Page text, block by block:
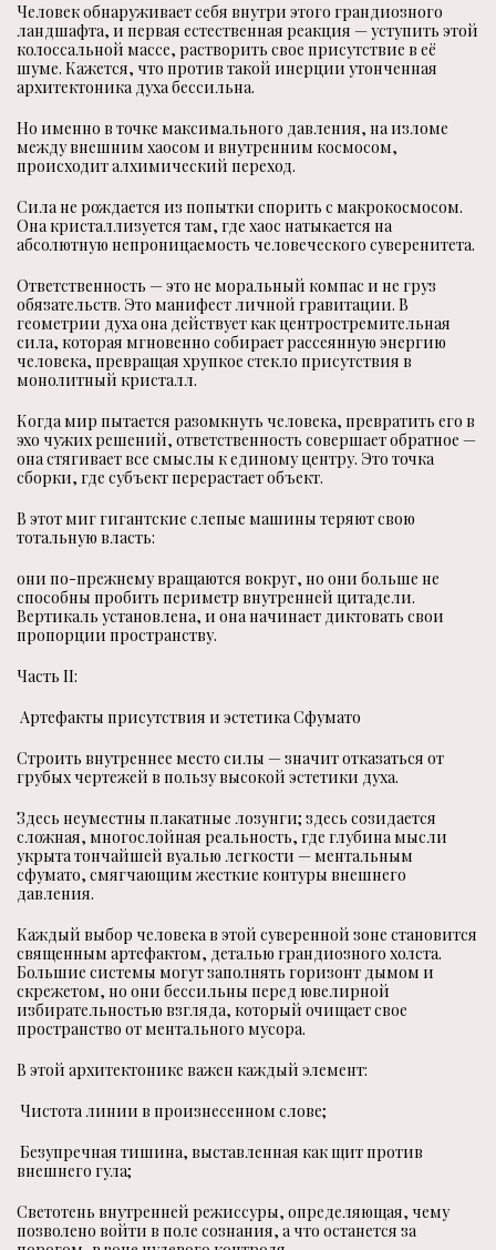
Человек обнаруживает себя внутри этого грандиозного
ландшафта, и первая естественная реакция — уступить этой
колоссальной массе, растворить свое присутствие в её
шуме. Кажется, что против такой инерции утонченная
архитектоника духа бессильна.
Но именно в точке максимального давления, на изломе
между внешним хаосом и внутренним космосом,
происходит алхимический переход.
Сила не рождается из попытки спорить с макрокосмосом.
Она кристаллизуется там, где хаос натыкается на
абсолютную непроницаемость человеческого суверенитета.
Ответственность — это не моральный компас и не груз
обязательств. Это манифест личной гравитации. В
геометрии духа она действует как центростремительная
сила, которая мгновенно собирает рассеянную энергию
человека, превращая хрупкое стекло присутствия в
монолитный кристалл.
Когда мир пытается разомкнуть человека, превратить его в
эхо чужих решений, ответственность совершает обратное —
она стягивает все смыслы к единому центру. Это точка
сборки, где субъект перерастает объект.
В этот миг гигантские слепые машины теряют свою
тотальную власть:
они по-прежнему вращаются вокруг, но они больше не
способны пробить периметр внутренней цитадели.
Вертикаль установлена, и она начинает диктовать свои
пропорции пространству.
Часть II:
Артефакты присутствия и эстетика Сфумато
Строить внутреннее место силы — значит отказаться от
грубых чертежей в пользу высокой эстетики духа.
Здесь неуместны плакатные лозунги; здесь созидается
сложная, многослойная реальность, где глубина мысли
укрыта тончайшей вуалью легкости — ментальным
сфумато, смягчающим жесткие контуры внешнего
давления.
Каждый выбор человека в этой суверенной зоне становится
священным артефактом, деталью грандиозного холста.
Большие системы могут заполнять горизонт дымом и
скрежетом, но они бессильны перед ювелирной
избирательностью взгляда, который очищает свое
пространство от ментального мусора.
В этой архитектонике важен каждый элемент:
Чистота линии в произнесенном слове;
Безупречная тишина, выставленная как щит против
внешнего гула;
Светотень внутренней режиссуры, определяющая, чему
позволено войти в поле сознания, а что останется за